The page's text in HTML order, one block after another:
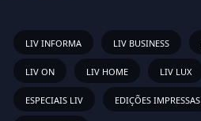
LIV INFORMA LIV BUSINESS
LIV ON LIV HOME LIV LUX
ESPECIAIS LIV EDIÇÕES IMPRESSAS